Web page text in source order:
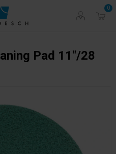
0
Pad 11"/28